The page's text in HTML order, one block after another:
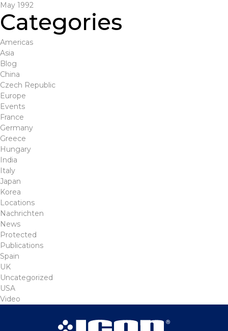
May 1992
Categories
Americas
Asia
Blog
China
Czech Republic
Europe
Events
France
Germany
Greece
Hungary
India
Italy
Japan
Korea
Locations
Nachrichten
News
Protected
Publications
Spain
UK
Uncategorized
USA
Video